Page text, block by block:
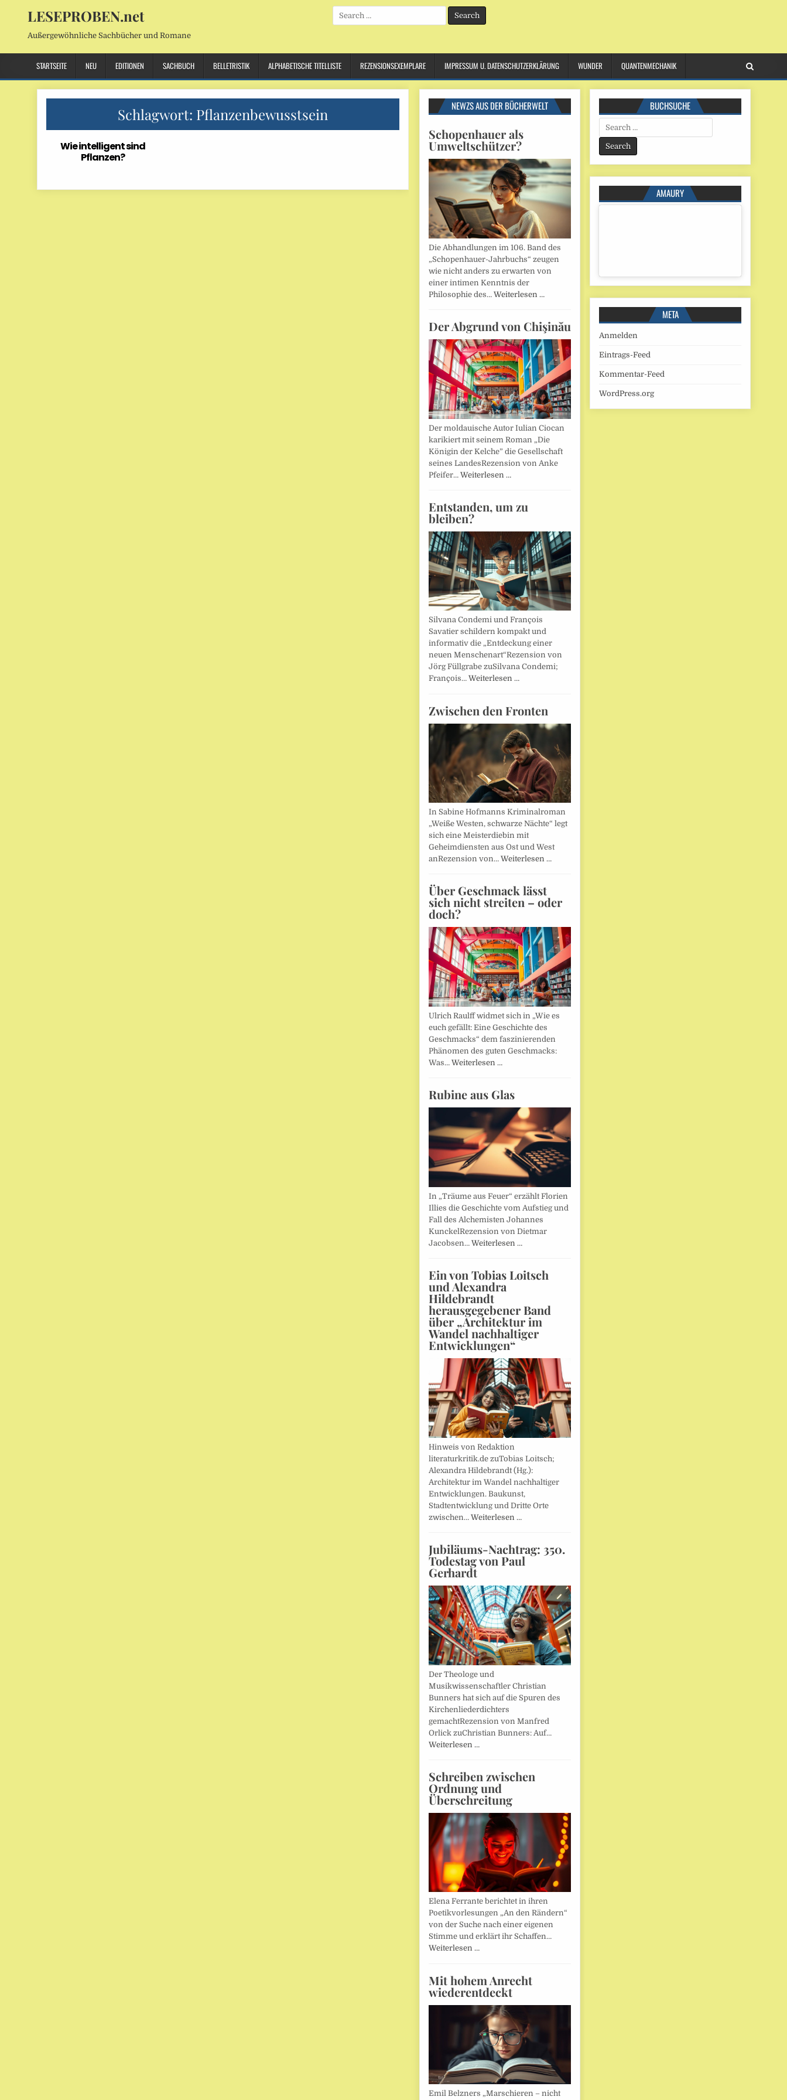
LESEPROBEN.net
Außergewöhnliche Sachbücher und Romane
Search
for:
STARTSEITE NEU EDITIONEN SACHBUCH BELLETRISTIK ALPHABETISCHE TITELLISTE REZENSIONSEXEMPLARE IMPRESSUM U. DATENSCHUTZERKLÄRUNG WUNDER QUANTENMECHANIK
Schlagwort: Pflanzenbewusstsein
Wie intelligent sind
Pflanzen?
NEWZS AUS DER BÜCHERWELT
Schopenhauer als
Umweltschützer?
Die Abhandlungen im 106. Band des
„Schopenhauer-Jahrbuchs“ zeugen
wie nicht anders zu erwarten von
einer intimen Kenntnis der
Philosophie des… Weiterlesen …
Der Abgrund von Chişinău
Der moldauische Autor Iulian Ciocan
karikiert mit seinem Roman „Die
Königin der Kelche” die Gesellschaft
seines LandesRezension von Anke
Pfeifer… Weiterlesen …
Entstanden, um zu
bleiben?
Silvana Condemi und François
Savatier schildern kompakt und
informativ die „Entdeckung einer
neuen Menschenart“Rezension von
Jörg Füllgrabe zuSilvana Condemi;
François… Weiterlesen …
Zwischen den Fronten
In Sabine Hofmanns Kriminalroman
„Weiße Westen, schwarze Nächte“ legt
sich eine Meisterdiebin mit
Geheimdiensten aus Ost und West
anRezension von… Weiterlesen …
Über Geschmack lässt
sich nicht streiten – oder
doch?
Ulrich Raulff widmet sich in „Wie es
euch gefällt: Eine Geschichte des
Geschmacks“ dem faszinierenden
Phänomen des guten Geschmacks:
Was… Weiterlesen …
Rubine aus Glas
In „Träume aus Feuer“ erzählt Florien
Illies die Geschichte vom Aufstieg und
Fall des Alchemisten Johannes
KunckelRezension von Dietmar
Jacobsen… Weiterlesen …
Ein von Tobias Loitsch
und Alexandra
Hildebrandt
herausgegebener Band
über „Architektur im
Wandel nachhaltiger
Entwicklungen“
Hinweis von Redaktion
literaturkritik.de zuTobias Loitsch;
Alexandra Hildebrandt (Hg.):
Architektur im Wandel nachhaltiger
Entwicklungen. Baukunst,
Stadtentwicklung und Dritte Orte
zwischen… Weiterlesen …
Jubiläums-Nachtrag: 350.
Todestag von Paul
Gerhardt
Der Theologe und
Musikwissenschaftler Christian
Bunners hat sich auf die Spuren des
Kirchenliederdichters
gemachtRezension von Manfred
Orlick zuChristian Bunners: Auf…
Weiterlesen …
Schreiben zwischen
Ordnung und
Überschreitung
Elena Ferrante berichtet in ihren
Poetikvorlesungen „An den Rändern“
von der Suche nach einer eigenen
Stimme und erklärt ihr Schaffen…
Weiterlesen …
Mit hohem Anrecht
wiederentdeckt
Emil Belzners „Marschieren – nicht
BUCHSUCHE
Search
for:
AMAURY
META
Anmelden
Eintrags-Feed
Kommentar-Feed
WordPress.org